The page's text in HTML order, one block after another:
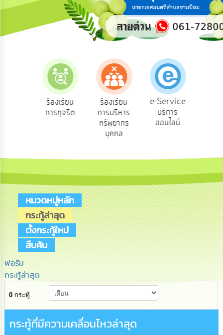
แผน
แผน
พัฒนา
บริหาร/
ทรัพยากร
ส่ง
เสริม
ความ
โปร่งใส
การ
จัด
ซื้อ
จัด
จ้าง
การ
เงิน
การ
คลัง
ร้องเรียน
การทุจริต
ร้องเรียน
การบริหาร
ทรัพยากร
บุคคล
e-Service
บริการ
ออนไลน์
หมวดหมู่หลัก
กระทู้ล่าสุด
ตั้งกระทู้ใหม่
สืบค้น
ฟอรัม
กระทู้ล่าสุด
0 กระทู้
กระทู้ที่มีความเคลื่อนไหวล่าสุด